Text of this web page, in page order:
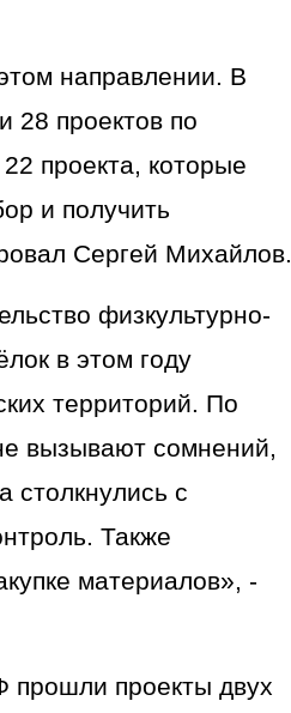
направлении. В
28 проектов по
проекта, которые
и получить
Сергей Михайлов.
физкультурно-
в этом году
территорий. По
вызывают сомнений,
столкнулись с
Также
материалов», -
прошли проекты двух